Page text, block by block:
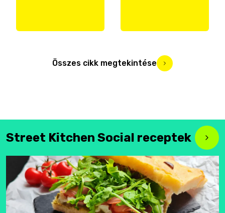
Összes cikk megtekintése
Street Kitchen Social receptek